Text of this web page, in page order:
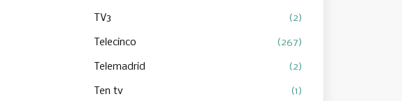
TV3 (2)
Telecinco (267)
Telemadrid (2)
Ten tv (1)